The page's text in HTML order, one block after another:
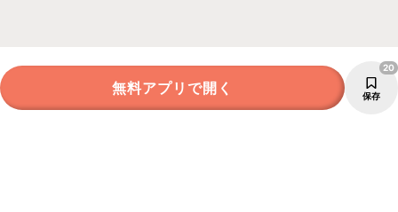
無料アプリで開く 保存
20